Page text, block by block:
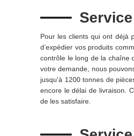
Pour les clients qui ont déjà
d’expédier vos produits
contrôle le long de la chaîne
votre demande, nous
jusqu'à 1200 tonnes de
encore le délai de livraison.
de les satisfaire.